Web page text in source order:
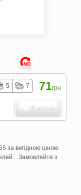
за вигідною ціною
. Замовляйте з
NO
5 7 71грн
В кошик